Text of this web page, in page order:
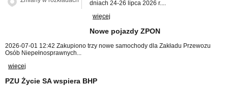
czerwca 2026r. (poniedziałek), zmiana tras linii: 2, 3, 6, 7, 11
dniach 24-26 lipca 2026 r....
więcej
Nowe pojazdy ZPON
2026-07-01 12:42 Zakupiono trzy nowe samochody dla Zakładu Przewozu
Osób Niepełnosprawnych...
więcej
PZU Życie SA wspiera BHP